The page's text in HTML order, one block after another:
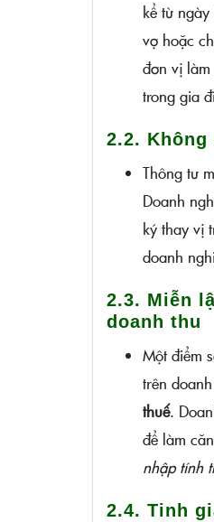
kể từ
vợ hoặc
đơn vị
trong gia
2.2.
Thông tư
Doanh
ký thay vị
doanh
2.3. Miễn
doanh thu
Một điểm
trên
thuế.
để làm
nhập tính
2.4. Tinh